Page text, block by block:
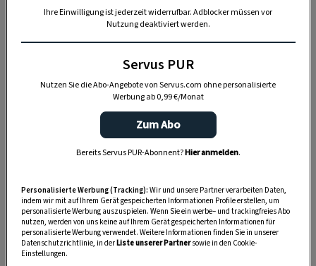
das Gras mit ihrer rauen Zunge an den Gaumen
und zermalmen es dort vor dem Schlucken.
„Servus Garten“ auf WhatsApp
Ihre Einwilligung ist jederzeit widerrufbar. Adblocker müssen vor
Nutzung deaktiviert werden.
Servus PUR
Nutzen Sie die Abo-Angebote von Servus.com ohne personalisierte
Werbung ab 0,99 €/Monat
Zum Abo
Bereits Servus PUR-Abonnent?Hier anmelden.
Personalisierte Werbung (Tracking): Wir und unsere Partner verarbeiten Daten,
indem wir mit auf Ihrem Gerät gespeicherten Informationen Profile erstellen, um
personalisierte Werbung auszuspielen. Wenn Sie ein werbe– und trackingfreies Abo
nutzen, werden von uns keine auf Ihrem Gerät gespeicherten Informationen für
personalisierte Werbung verwendet. Weitere Informationen finden Sie in unserer
Datenschutzrichtlinie, in derListe unserer Partnersowie in den Cookie-
Einstellungen.